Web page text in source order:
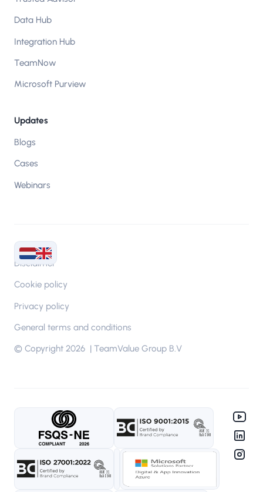
Data Hub
Integration Hub
TeamNow
Microsoft Purview
Updates
Blogs
Cases
Webinars
© Copyright 2026 | TeamValue Group B.V
Disclaimer
Cookie policy
Privacy policy
General terms and conditions